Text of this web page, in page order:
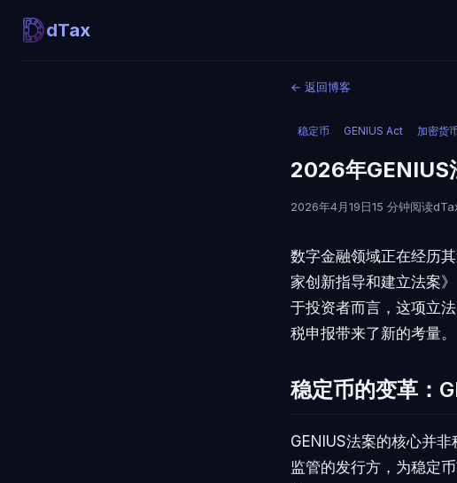
dTax
← 返回博客
稳定币 GENIUS Act 加密货
2026年GENIUS
2026年4月19日15 分钟阅读
数字金融领域正在经历
家创新指导和建立法案
于投资者而言，这项立
税申报带来了新的考量。
稳定币的变革：
GENIUS法案的核心并
监管的发行方，为稳定